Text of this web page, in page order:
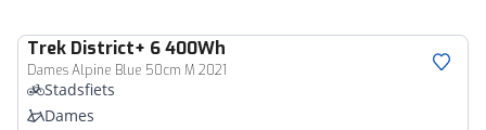
Trek District+ 6 400Wh
Dames Alpine Blue 50cm M 2021
Stadsfiets
Dames